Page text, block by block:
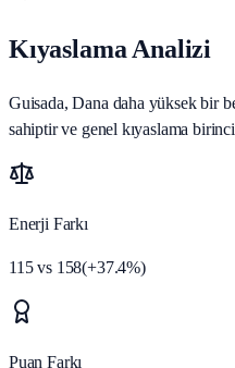
Kıyaslama Analizi
Guisada, Dana daha yüksek bir
sahiptir ve genel kıyaslama
Enerji Farkı
115vs 158(+37.4%)
Puan Farkı